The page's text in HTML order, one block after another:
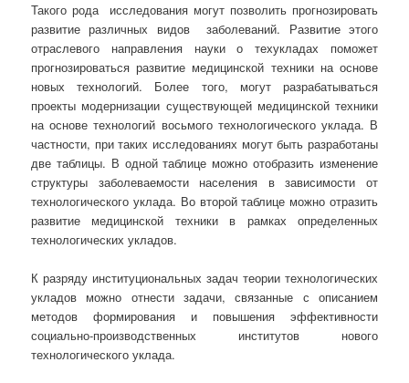
Такого рода исследования могут позволить прогнозировать
развитие различных видов заболеваний. Развитие этого
отраслевого направления науки о техукладах поможет
прогнозироваться развитие медицинской техники на основе
новых технологий. Более того, могут разрабатываться
проекты модернизации существующей медицинской техники
на основе технологий восьмого технологического уклада. В
частности, при таких исследованиях могут быть разработаны
две таблицы. В одной таблице можно отобразить изменение
структуры заболеваемости населения в зависимости от
технологического уклада. Во второй таблице можно отразить
развитие медицинской техники в рамках определенных
технологических укладов.
К разряду институциональных задач теории технологических
укладов можно отнести задачи, связанные с описанием
методов формирования и повышения эффективности
социально-производственных институтов нового
технологического уклада.